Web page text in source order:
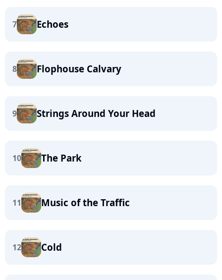
7 Echoes
8 Flophouse Calvary
9 Strings Around Your Head
10 The Park
11 Music of the Traffic
12 Cold